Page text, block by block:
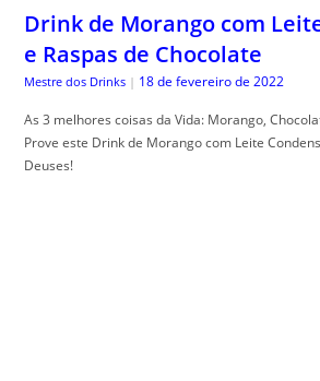
Drink de Morango com
e Raspas de Chocolate
Mestre dos Drinks | 18 de fevereiro de 2022
As 3 melhores coisas da Vida: Morango,
Prove este Drink de Morango com Leite
Deuses!